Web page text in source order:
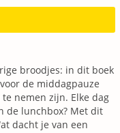
broodjes: in dit boek
de middagpauze
nemen zijn. Elke dag
de lunchbox? Met dit
dacht je van een